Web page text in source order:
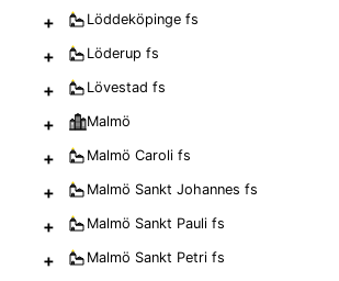
+ Löddeköpinge fs
+ Löderup fs
+ Lövestad fs
+ Malmö
+ Malmö Caroli fs
+ Malmö Sankt Johannes fs
+ Malmö Sankt Pauli fs
+ Malmö Sankt Petri fs